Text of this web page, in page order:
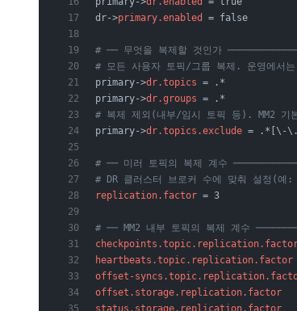
dr->primary.enabled = false
# ── 무엇을 복제할 것인가
# 모든 사용자 토픽/그룹 복제. 운영에서
primary->dr.topics = .*
primary->dr.groups = .*
# 복제 제외(내부/임시 토픽 등). MM2 기
primary->dr.topics.exclude = .*[\-
# ── 미러 토픽의 복제 계수
# DR 클러스터 브로커 수에 맞춰 설정(예
replication.factor = 3
# ── MM2 내부 토픽의 복제 계수
heartbeats.topic.replication.factor
offset-
offset.storage.replication.factor